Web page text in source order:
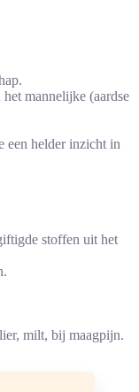
mannelijke (aardse
een helder inzicht in
stoffen uit het
milt, bij maagpijn.